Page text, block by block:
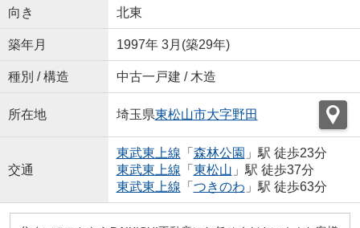
向き 北東
築年月 1997年 3月(築29年)
種別 / 構造 中古一戸建 / 木造
所在地 埼玉県東松山市大字野田
交通
東武東上線 「 森林公園 」駅 徒歩23分
東武東上線 「 東松山 」駅 徒歩37分
東武東上線 「 つきのわ 」駅 徒歩63分